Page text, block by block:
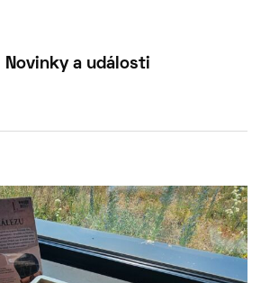
Novinky a události